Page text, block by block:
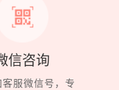
信咨询
客服微信号，专